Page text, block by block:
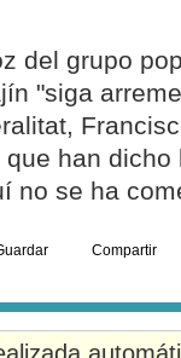
del grupo
"siga
han
no se ha
Compartir